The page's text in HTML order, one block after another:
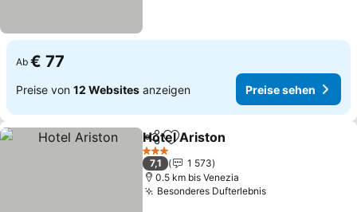
Ab € 77
Preise von 12 Websites anzeigen Preise sehen
TeilenZu Favoriten hinzufügen
Hotel Ariston
3 Sterne
7,1
1 573
0.5 km bis Venezia
Besonderes DufterlebnisPreise sehen